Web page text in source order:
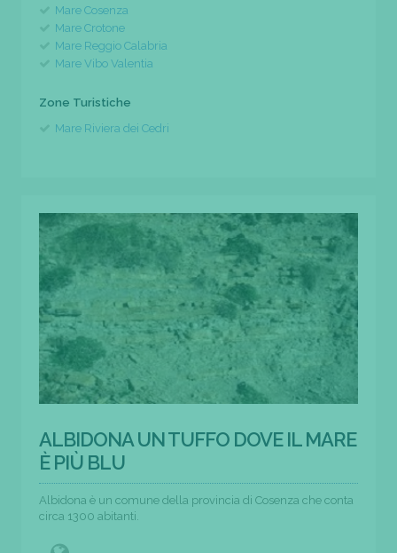
Mare Cosenza
Mare Crotone
Mare Reggio Calabria
Mare Vibo Valentia
Zone Turistiche
Mare Riviera dei Cedri
ALBIDONA UN TUFFO DOVE IL MARE
È PIÙ BLU
Albidona è un comune della provincia di Cosenza che conta
circa 1300 abitanti.